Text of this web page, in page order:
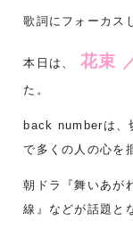
歌詞にフォーカス
本日は、 花束
た。
back numberは、
で多くの人の心を
朝ドラ『舞いあが
線』などが話題と